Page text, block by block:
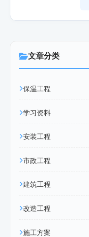
文章分类
保温工程
学习资料
安装工程
市政工程
建筑工程
改造工程
施工方案